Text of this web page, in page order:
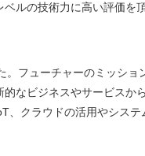
ルの技術力に高い評価を
。フューチャーのミッショ
的なビジネスやサービスか
、クラウドの活用やシステ